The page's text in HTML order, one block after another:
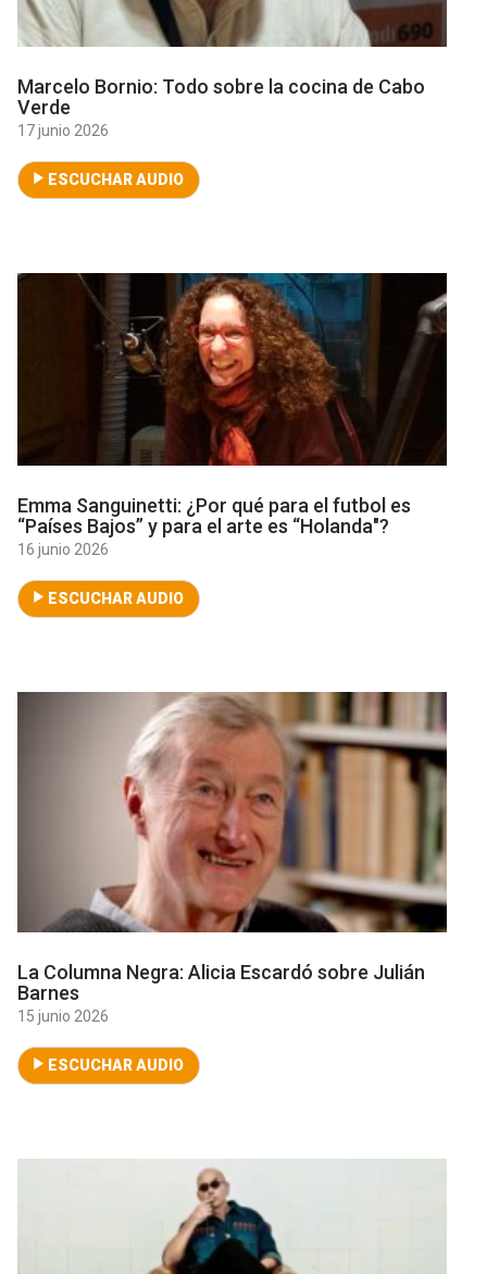
Marcelo Bornio: Todo sobre la cocina de Cabo
Verde
17 junio 2026
ESCUCHAR AUDIO
Emma Sanguinetti: ¿Por qué para el futbol es
“Países Bajos” y para el arte es “Holanda"?
16 junio 2026
ESCUCHAR AUDIO
La Columna Negra: Alicia Escardó sobre Julián
Barnes
15 junio 2026
ESCUCHAR AUDIO